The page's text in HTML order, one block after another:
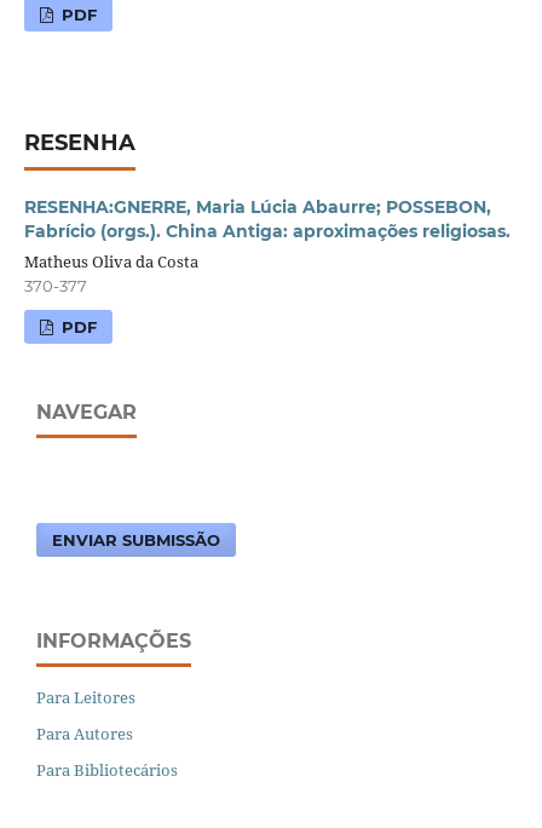
PDF
RESENHA
RESENHA:GNERRE, Maria Lúcia Abaurre; POSSEBON,
Fabrício (orgs.). China Antiga: aproximações religiosas.
Matheus Oliva da Costa
370-377
PDF
NAVEGAR
ENVIAR SUBMISSÃO
INFORMAÇÕES
Para Leitores
Para Autores
Para Bibliotecários